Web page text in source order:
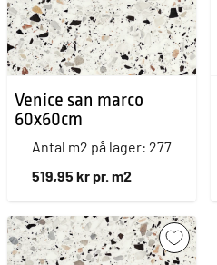
Venice san marco
60x60cm
Antal m2 på lager: 277
519,95 kr pr. m2